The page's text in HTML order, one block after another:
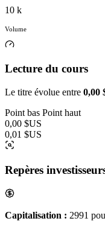
10 k
Volume
Lecture du cours
Le titre évolue entre 0,00
Point bas Point haut
0,00 $US
0,01 $US
Repères
Capitalisation : 2991